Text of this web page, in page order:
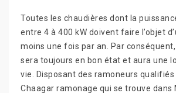
Toutes les chaudières dont la
entre 4 à 400 kW doivent faire l’objet
moins une fois par an. Par
sera toujours en bon état et aura une
vie. Disposant des ramoneurs qualifiés
Chaagar ramonage qui se trouve dans